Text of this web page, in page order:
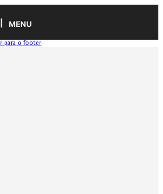
MENU
Ir para o footer